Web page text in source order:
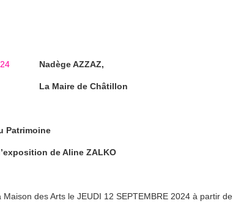
Nadège AZZAZ,
La Maire de Châtillon
Patrimoine
de Aline ZALKO
des Arts le JEUDI 12 SEPTEMBRE 2024 à partir de